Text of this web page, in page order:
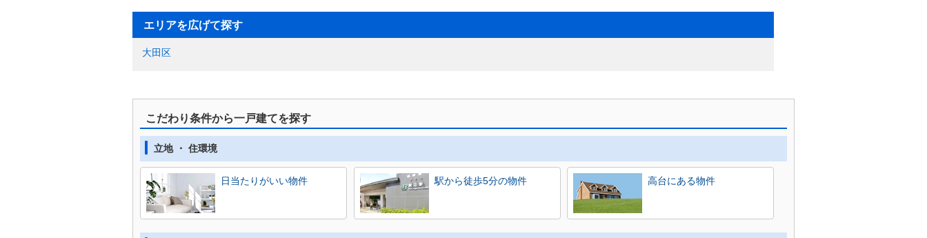
エリアを広げて探す
大田区
こだわり条件から一戸建てを探す
立地 ・ 住環境
日当たりがいい物件 駅から徒歩5分の物件 高台にある物件